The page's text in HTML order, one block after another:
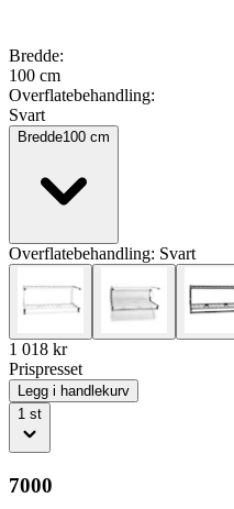
Bredde:
100 cm
Overflatebehandling:
Svart
Bredde100 cm
Overflatebehandling: Svart
1 018 kr
Prispresset
Legg i handlekurv
1 st
7000